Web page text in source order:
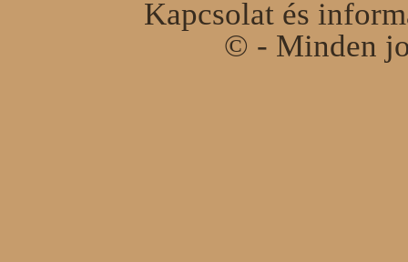
Kapcsolat és
© - Minden